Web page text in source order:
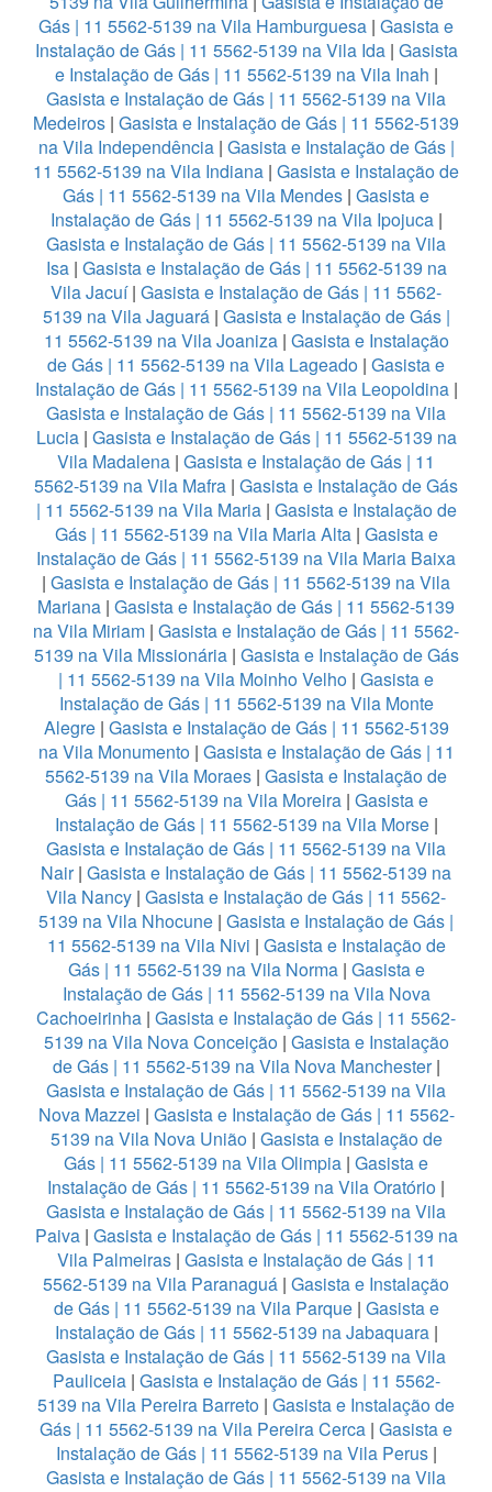
Gás | 11 5562-5139 na Vila Hamburguesa | Gasista e
Instalação de Gás | 11 5562-5139 na Vila Ida| Gasista
e Instalação de Gás | 11 5562-5139 na Vila Inah |
Gasista e Instalação de Gás | 11 5562-5139 na Vila
Medeiros | Gasista e Instalação de Gás | 11 5562-5139
na Vila Independência| Gasista e Instalação de Gás |
11 5562-5139 na Vila Indiana | Gasista e Instalação de
Gás | 11 5562-5139 na Vila Mendes | Gasista e
Instalação de Gás | 11 5562-5139 na Vila Ipojuca|
Gasista e Instalação de Gás | 11 5562-5139 na Vila
Isa| Gasista e Instalação de Gás | 11 5562-5139 na
Vila Jacuí| Gasista e Instalação de Gás | 11 5562-
5139 na Vila Jaguará| Gasista e Instalação de Gás |
11 5562-5139 na Vila Joaniza| Gasista e Instalação
de Gás | 11 5562-5139 na Vila Lageado | Gasista e
Instalação de Gás | 11 5562-5139 na Vila Leopoldina|
Gasista e Instalação de Gás | 11 5562-5139 na Vila
Lucia| Gasista e Instalação de Gás | 11 5562-5139 na
Vila Madalena | Gasista e Instalação de Gás | 11
5562-5139 na Vila Mafra | Gasista e Instalação de Gás
| 11 5562-5139 na Vila Maria| Gasista e Instalação de
Gás | 11 5562-5139 na Vila Maria Alta| Gasista e
Instalação de Gás | 11 5562-5139 na Vila Maria Baixa
| Gasista e Instalação de Gás | 11 5562-5139 na Vila
Mariana | Gasista e Instalação de Gás | 11 5562-5139
na Vila Miriam | Gasista e Instalação de Gás | 11 5562-
5139 na Vila Missionária| Gasista e Instalação de Gás
| 11 5562-5139 na Vila Moinho Velho | Gasista e
Instalação de Gás | 11 5562-5139 na Vila Monte
Alegre| Gasista e Instalação de Gás | 11 5562-5139
na Vila Monumento| Gasista e Instalação de Gás | 11
5562-5139 na Vila Moraes | Gasista e Instalação de
Gás | 11 5562-5139 na Vila Moreira| Gasista e
Instalação de Gás | 11 5562-5139 na Vila Morse|
Gasista e Instalação de Gás | 11 5562-5139 na Vila
Nair| Gasista e Instalação de Gás | 11 5562-5139 na
Vila Nancy | Gasista e Instalação de Gás | 11 5562-
5139 na Vila Nhocune | Gasista e Instalação de Gás |
11 5562-5139 na Vila Nivi | Gasista e Instalação de
Gás | 11 5562-5139 na Vila Norma| Gasista e
Instalação de Gás | 11 5562-5139 na Vila Nova
Cachoeirinha | Gasista e Instalação de Gás | 11 5562-
5139 na Vila Nova Conceição| Gasista e Instalação
de Gás | 11 5562-5139 na Vila Nova Manchester|
Gasista e Instalação de Gás | 11 5562-5139 na Vila
Nova Mazzei | Gasista e Instalação de Gás | 11 5562-
5139 na Vila Nova União| Gasista e Instalação de
Gás | 11 5562-5139 na Vila Olimpia | Gasista e
Instalação de Gás | 11 5562-5139 na Vila Oratório |
Gasista e Instalação de Gás | 11 5562-5139 na Vila
Paiva| Gasista e Instalação de Gás | 11 5562-5139 na
Vila Palmeiras| Gasista e Instalação de Gás | 11
5562-5139 na Vila Paranaguá | Gasista e Instalação
de Gás | 11 5562-5139 na Vila Parque| Gasista e
Instalação de Gás | 11 5562-5139 na Jabaquara|
Gasista e Instalação de Gás | 11 5562-5139 na Vila
Pauliceia| Gasista e Instalação de Gás | 11 5562-
5139 na Vila Pereira Barreto | Gasista e Instalação de
Gás | 11 5562-5139 na Vila Pereira Cerca | Gasista e
Instalação de Gás | 11 5562-5139 na Vila Perus|
Gasista e Instalação de Gás | 11 5562-5139 na Vila